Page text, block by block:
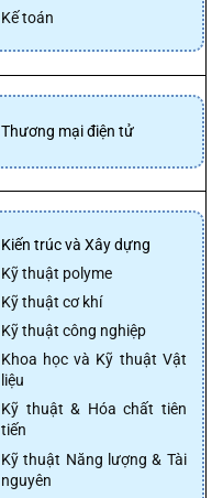
Kế toán
Thương mại điện tử
Kiến trúc và Xây dựng
Kỹ thuật polyme
Kỹ thuật cơ khí
Kỹ thuật công nghiệp
Khoa học và Kỹ thuật Vật
liệu
Kỹ thuật & Hóa chất tiên
tiến
Kỹ thuật Năng lượng & Tài
nguyên